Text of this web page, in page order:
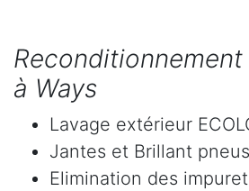
à Ways
Lavage extérieur
Jantes et Brillant pneus
Elimination des